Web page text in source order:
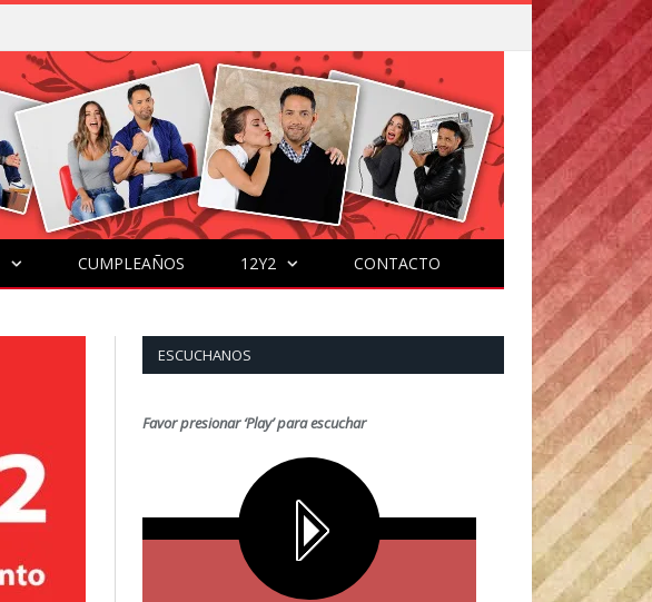
CUMPLEAÑOS 12Y2 CONTACTO
ESCUCHANOS
Favor presionar ‘Play’ para escuchar